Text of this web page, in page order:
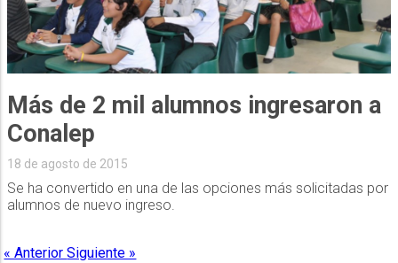
Más de 2 mil alumnos ingresaron a
Conalep
18 de agosto de 2015
Se ha convertido en una de las opciones más solicitadas por
alumnos de nuevo ingreso.
« AnteriorSiguiente »